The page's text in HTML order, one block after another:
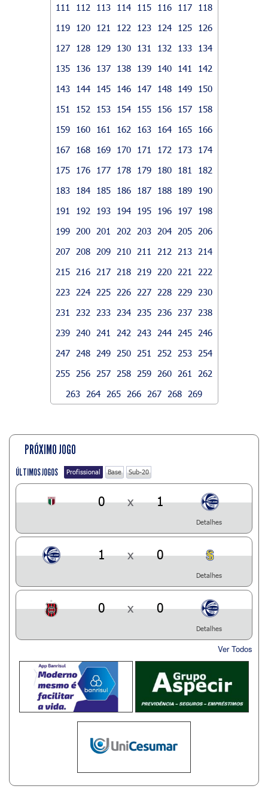
111
112 113 114 115 116 117
118
119
120 121 122 123 124 125
126
127
128 129 130 131 132 133
134
135
136 137 138 139 140 141
142
143
144 145 146 147 148 149
150
151
152 153 154 155 156 157
158
159
160 161 162 163 164 165
166
167
168 169 170 171 172 173
174
175
176 177 178 179 180 181
182
183
184 185 186 187 188 189
190
191
192 193 194 195 196 197
198
199
200 201 202 203 204 205
206
207
208 209 210 211 212 213
214
215
216 217 218 219 220 221
222
223
224 225 226 227 228 229
230
231
232 233 234 235 236 237
238
239
240 241 242 243 244 245
246
247
248 249 250 251 252 253
254
255
256 257 258 259 260 261
262
263
264 265 266 267 268 269
PRÓXIMO JOGO
ÚLTIMOS JOGOS Profissional Base Sub-20
0 x 1
Detalhes
1 x 0
Detalhes
0 x 0
Detalhes
Ver Todos